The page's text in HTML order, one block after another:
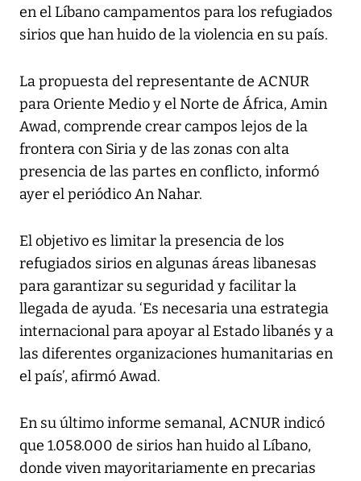
en el Líbano campamentos para los refugiados
sirios que han huido de la violencia en su país.
La propuesta del representante de ACNUR
para Oriente Medio y el Norte de África, Amin
Awad, comprende crear campos lejos de la
frontera con Siria y de las zonas con alta
presencia de las partes en conflicto, informó
ayer el periódico An Nahar.
El objetivo es limitar la presencia de los
refugiados sirios en algunas áreas libanesas
para garantizar su seguridad y facilitar la
llegada de ayuda. ‘Es necesaria una estrategia
internacional para apoyar al Estado libanés y a
las diferentes organizaciones humanitarias en
el país’, afirmó Awad.
En su último informe semanal, ACNUR indicó
que 1.058.000 de sirios han huido al Líbano,
donde viven mayoritariamente en precarias